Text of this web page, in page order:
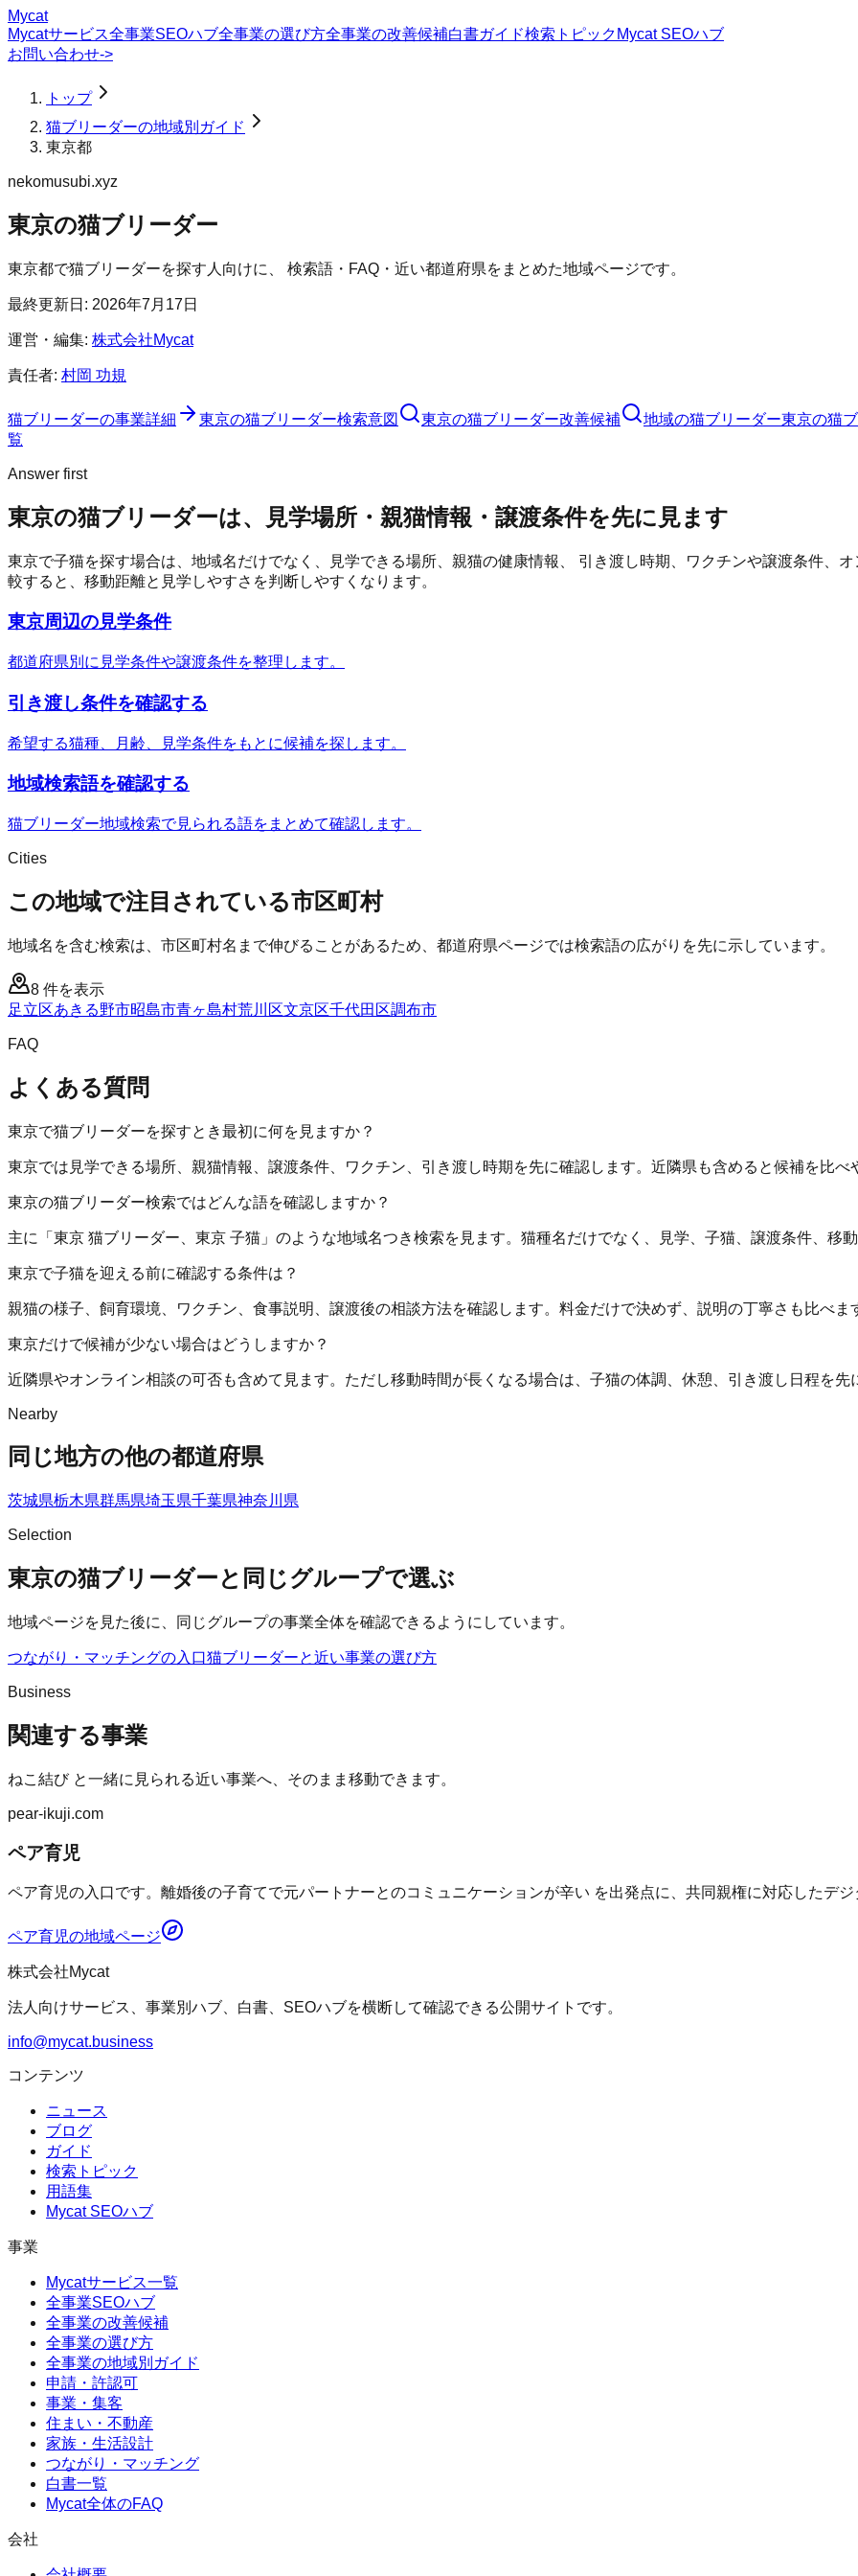
Mycat
Mycatサービス全事業SEOハブ全事業の選び方全事業の改善候補白書ガイド検索トピック Mycat SEOハブ
お問い合わせ->
トップ
猫ブリーダーの地域別ガイド
東京都
nekomusubi.xyz
東京の猫ブリーダー
東京都で猫ブリーダーを探す人向けに、 検索語・FAQ・近い都道府県をまとめた地域ページです。
最終更新日: 2026年7月17日
運営・編集: 株式会社Mycat
責任者: 村岡 功規
猫ブリーダーの事業詳細 東京の猫ブリーダー検索意図 東京の猫ブリーダー改善候補 地域の猫ブリーダー東京の猫
覧
Answer first
東京の猫ブリーダーは、見学場所・親猫情報・譲渡条件を先に見ます
東京で子猫を探す場合は、地域名だけでなく、見学できる場所、親猫の健康情報、 引き渡し時期、ワクチンや譲渡条件、
較すると、移動距離と見学しやすさを判断しやすくなります。
東京周辺の見学条件
都道府県別に見学条件や譲渡条件を整理します。
引き渡し条件を確認する
希望する猫種、月齢、見学条件をもとに候補を探します。
地域検索語を確認する
猫ブリーダー地域検索で見られる語をまとめて確認します。
Cities
この地域で注目されている市区町村
地域名を含む検索は、市区町村名まで伸びることがあるため、都道府県ページでは検索語の広がりを先に示しています。
8 件を表示
足立区あきる野市昭島市青ヶ島村荒川区文京区千代田区調布市
FAQ
よくある質問
東京で猫ブリーダーを探すとき最初に何を見ますか？
東京では見学できる場所、親猫情報、譲渡条件、ワクチン、引き渡し時期を先に確認します。近隣県も含めると候補を比べ
東京の猫ブリーダー検索ではどんな語を確認しますか？
主に「東京 猫ブリーダー、東京 子猫」のような地域名つき検索を見ます。猫種名だけでなく、見学、子猫、譲渡条件、移
東京で子猫を迎える前に確認する条件は？
親猫の様子、飼育環境、ワクチン、食事説明、譲渡後の相談方法を確認します。料金だけで決めず、説明の丁寧さも比べま
東京だけで候補が少ない場合はどうしますか？
近隣県やオンライン相談の可否も含めて見ます。ただし移動時間が長くなる場合は、子猫の体調、休憩、引き渡し日程を先
Nearby
同じ地方の他の都道府県
茨城県栃木県群馬県埼玉県千葉県神奈川県
Selection
東京の猫ブリーダーと同じグループで選ぶ
地域ページを見た後に、同じグループの事業全体を確認できるようにしています。
つながり・マッチングの入口猫ブリーダーと近い事業の選び方
Business
関連する事業
ねこ結びと一緒に見られる近い事業へ、そのまま移動できます。
pear-ikuji.com
ペア育児
ペア育児の入口です。離婚後の子育てで元パートナーとのコミュニケーションが辛い を出発点に、共同親権に対応したデ
ペア育児の地域ページ
株式会社Mycat
法人向けサービス、事業別ハブ、白書、SEOハブを横断して確認できる公開サイトです。
info@mycat.business
コンテンツ
ニュース
ブログ
ガイド
検索トピック
用語集
Mycat SEOハブ
事業
Mycatサービス一覧
全事業SEOハブ
全事業の改善候補
全事業の選び方
全事業の地域別ガイド
申請・許認可
事業・集客
住まい・不動産
家族・生活設計
つながり・マッチング
白書一覧
Mycat全体のFAQ
会社